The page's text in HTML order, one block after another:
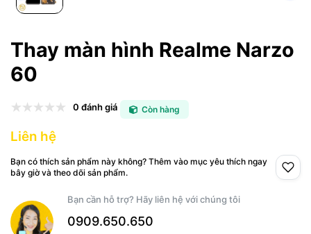
Thay màn hình Realme Narzo
60
0 đánh giá Còn hàng
Liên hệ
Bạn có thích sản phẩm này không? Thêm vào mục yêu thích ngay
bây giờ và theo dõi sản phẩm.
Bạn cần hỗ trợ? Hãy liên hệ với chúng tôi
0909.650.650